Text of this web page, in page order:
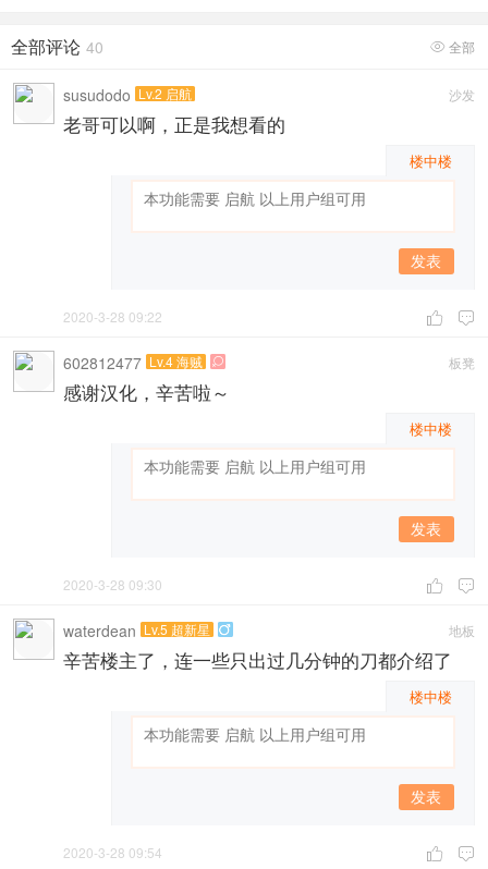
 全部
全部评论 40
沙发
susudodo Lv.2 启航
老哥可以啊，正是我想看的
楼中楼
发表
 
2020-3-28 09:22
板凳
602812477 Lv.4 海贼 
感谢汉化，辛苦啦～
楼中楼
发表
 
2020-3-28 09:30
地板
waterdean Lv.5 超新星 
辛苦楼主了，连一些只出过几分钟的刀都介绍了
楼中楼
发表
 
2020-3-28 09:54